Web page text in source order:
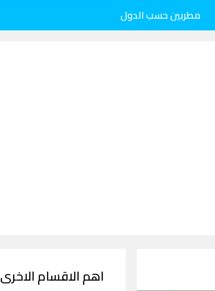
مطربين حسب الدول
اهم الاقسام الاخرى